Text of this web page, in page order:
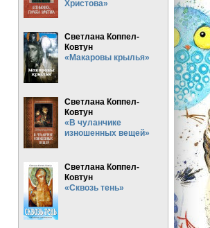
Христова»
Светлана Коппел-
Ковтун
«Макаровы крылья»
Светлана Коппел-
Ковтун
«В чуланчике
изношенных вещей»
Светлана Коппел-
Ковтун
«Сквозь тень»